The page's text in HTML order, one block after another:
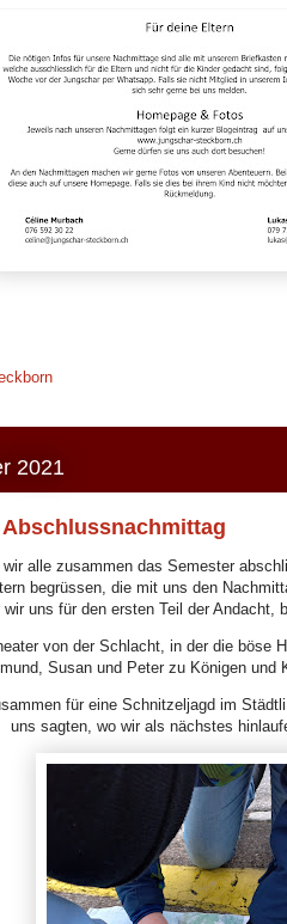
2021
alle zusammen das Semester
begrüssen, die mit uns den
uns für den ersten Teil der Andacht,
von der Schlacht, in der die böse
Susan und Peter zu Königen und
für eine Schnitzeljagd im
uns sagten, wo wir als nächstes